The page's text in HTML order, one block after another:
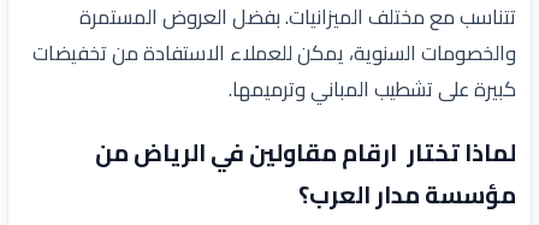
تتناسب مع مختلف الميزانيات. بفضل العروض المستمرة
والخصومات السنوية، يمكن للعملاء الاستفادة من تخفيضات
كبيرة على تشطيب المباني وترميمها.
لماذا تختار ارقام مقاولين في الرياض من
مؤسسة مدار العرب؟